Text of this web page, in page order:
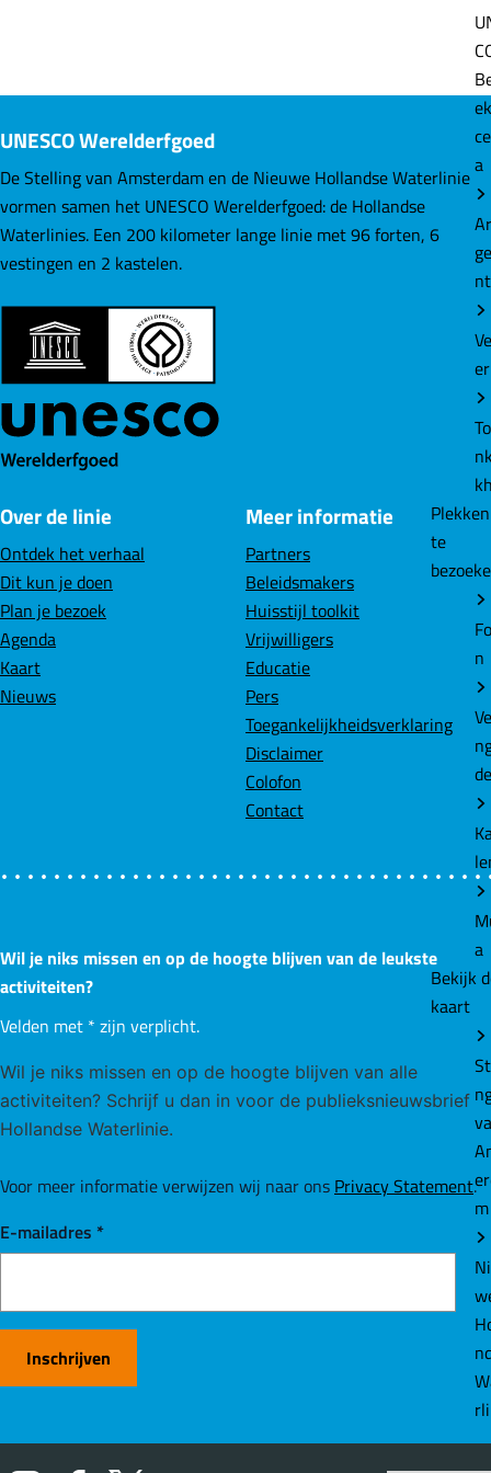
a
er
te
n
a
Bekijk
kaart
m
l
d
z
p
a
g
i
a
o
F
c
e
b
o
k
l
d
z
a
n
a
o
L
n
k
e
l
d
e
z
e
a
g
i
n
a
a
UNESCO Werelderfgoed
De Stelling van Amsterdam en de Nieuwe Hollandse Waterlinie
Waterlinies. Een 200 kilometer lange linie met 96 forten, 6
vestingen en 2 kastelen.
Over de linie
Ontdek het verhaal
Dit kun je doen
Plan je bezoek
Meer informatie
Partners
Beleidsmakers
Huisstijl toolkit
Vrijwilligers
Educatie
Pers
Toegankelijkheidsverklaring
Wil je niks missen en op de hoogte blijven van de leukste
activiteiten?
Velden met*zijn verplicht.
activiteiten? Schrijf u dan in voor de publieksnieuwsbrief
.
E-mailadres*
Inschrijven